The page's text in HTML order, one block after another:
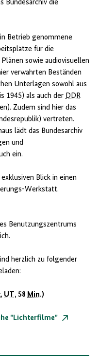
Bundesarchiv die
Betrieb genommene
für die
sowie audiovisuellen
verwahrten Beständen
Unterlagen sowohl aus
1945) als auch der DDR
Zudem sind hier das
vertreten.
lädt das Bundesarchiv
und
ein.
Blick in einen
Werkstatt.
Benutzungszentrums
herzlich zu folgender
UT, 58 Min.)
"Lichterfilme"